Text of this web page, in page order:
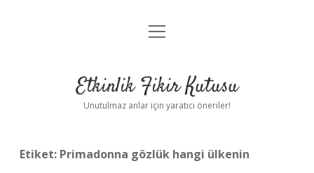
Anasayfa
Yasal Uyarı
menüyü
Etkinlik Fikir Kutusu
Unutulmaz anlar için yaratıcı öneriler!
Etiket: Primadonna gözlük hangi ülkenin